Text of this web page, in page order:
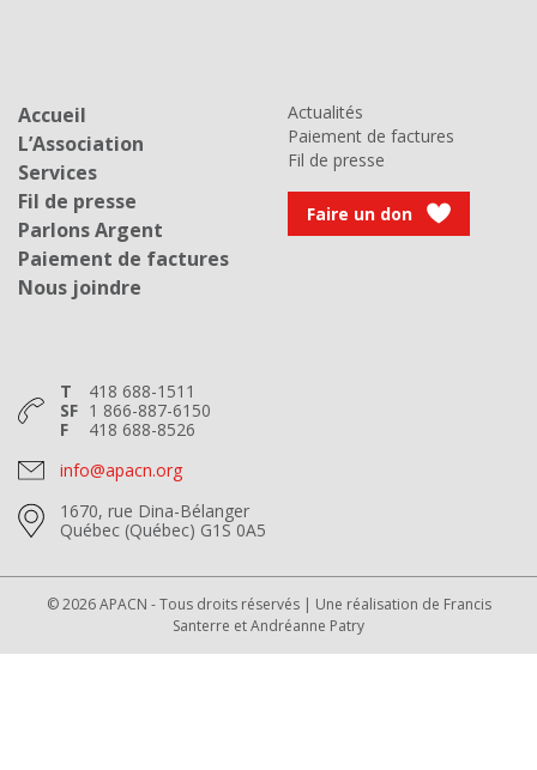
Accueil
L’Association
Services
Fil de presse
Parlons Argent
Paiement de factures
Nous joindre
Actualités
Paiement de factures
Fil de presse
Faire un don
T
418 688-1511
SF 1 866-887-6150
F
418 688-8526
info@apacn.org
1670, rue Dina-Bélanger
Québec (Québec) G1S 0A5
© 2026 APACN - Tous droits réservés | Une réalisation de Francis
Santerre etAndréanne Patry